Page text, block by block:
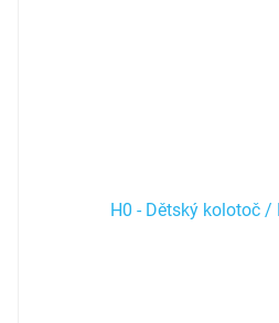
H0 - Dětský kolotoč /